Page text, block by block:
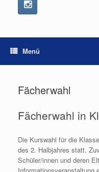
Menü
Fächerwahl
Fächerwahl in
Die Kurswahl für die
des 2. Halbjahres statt.
Schüler/innen und deren